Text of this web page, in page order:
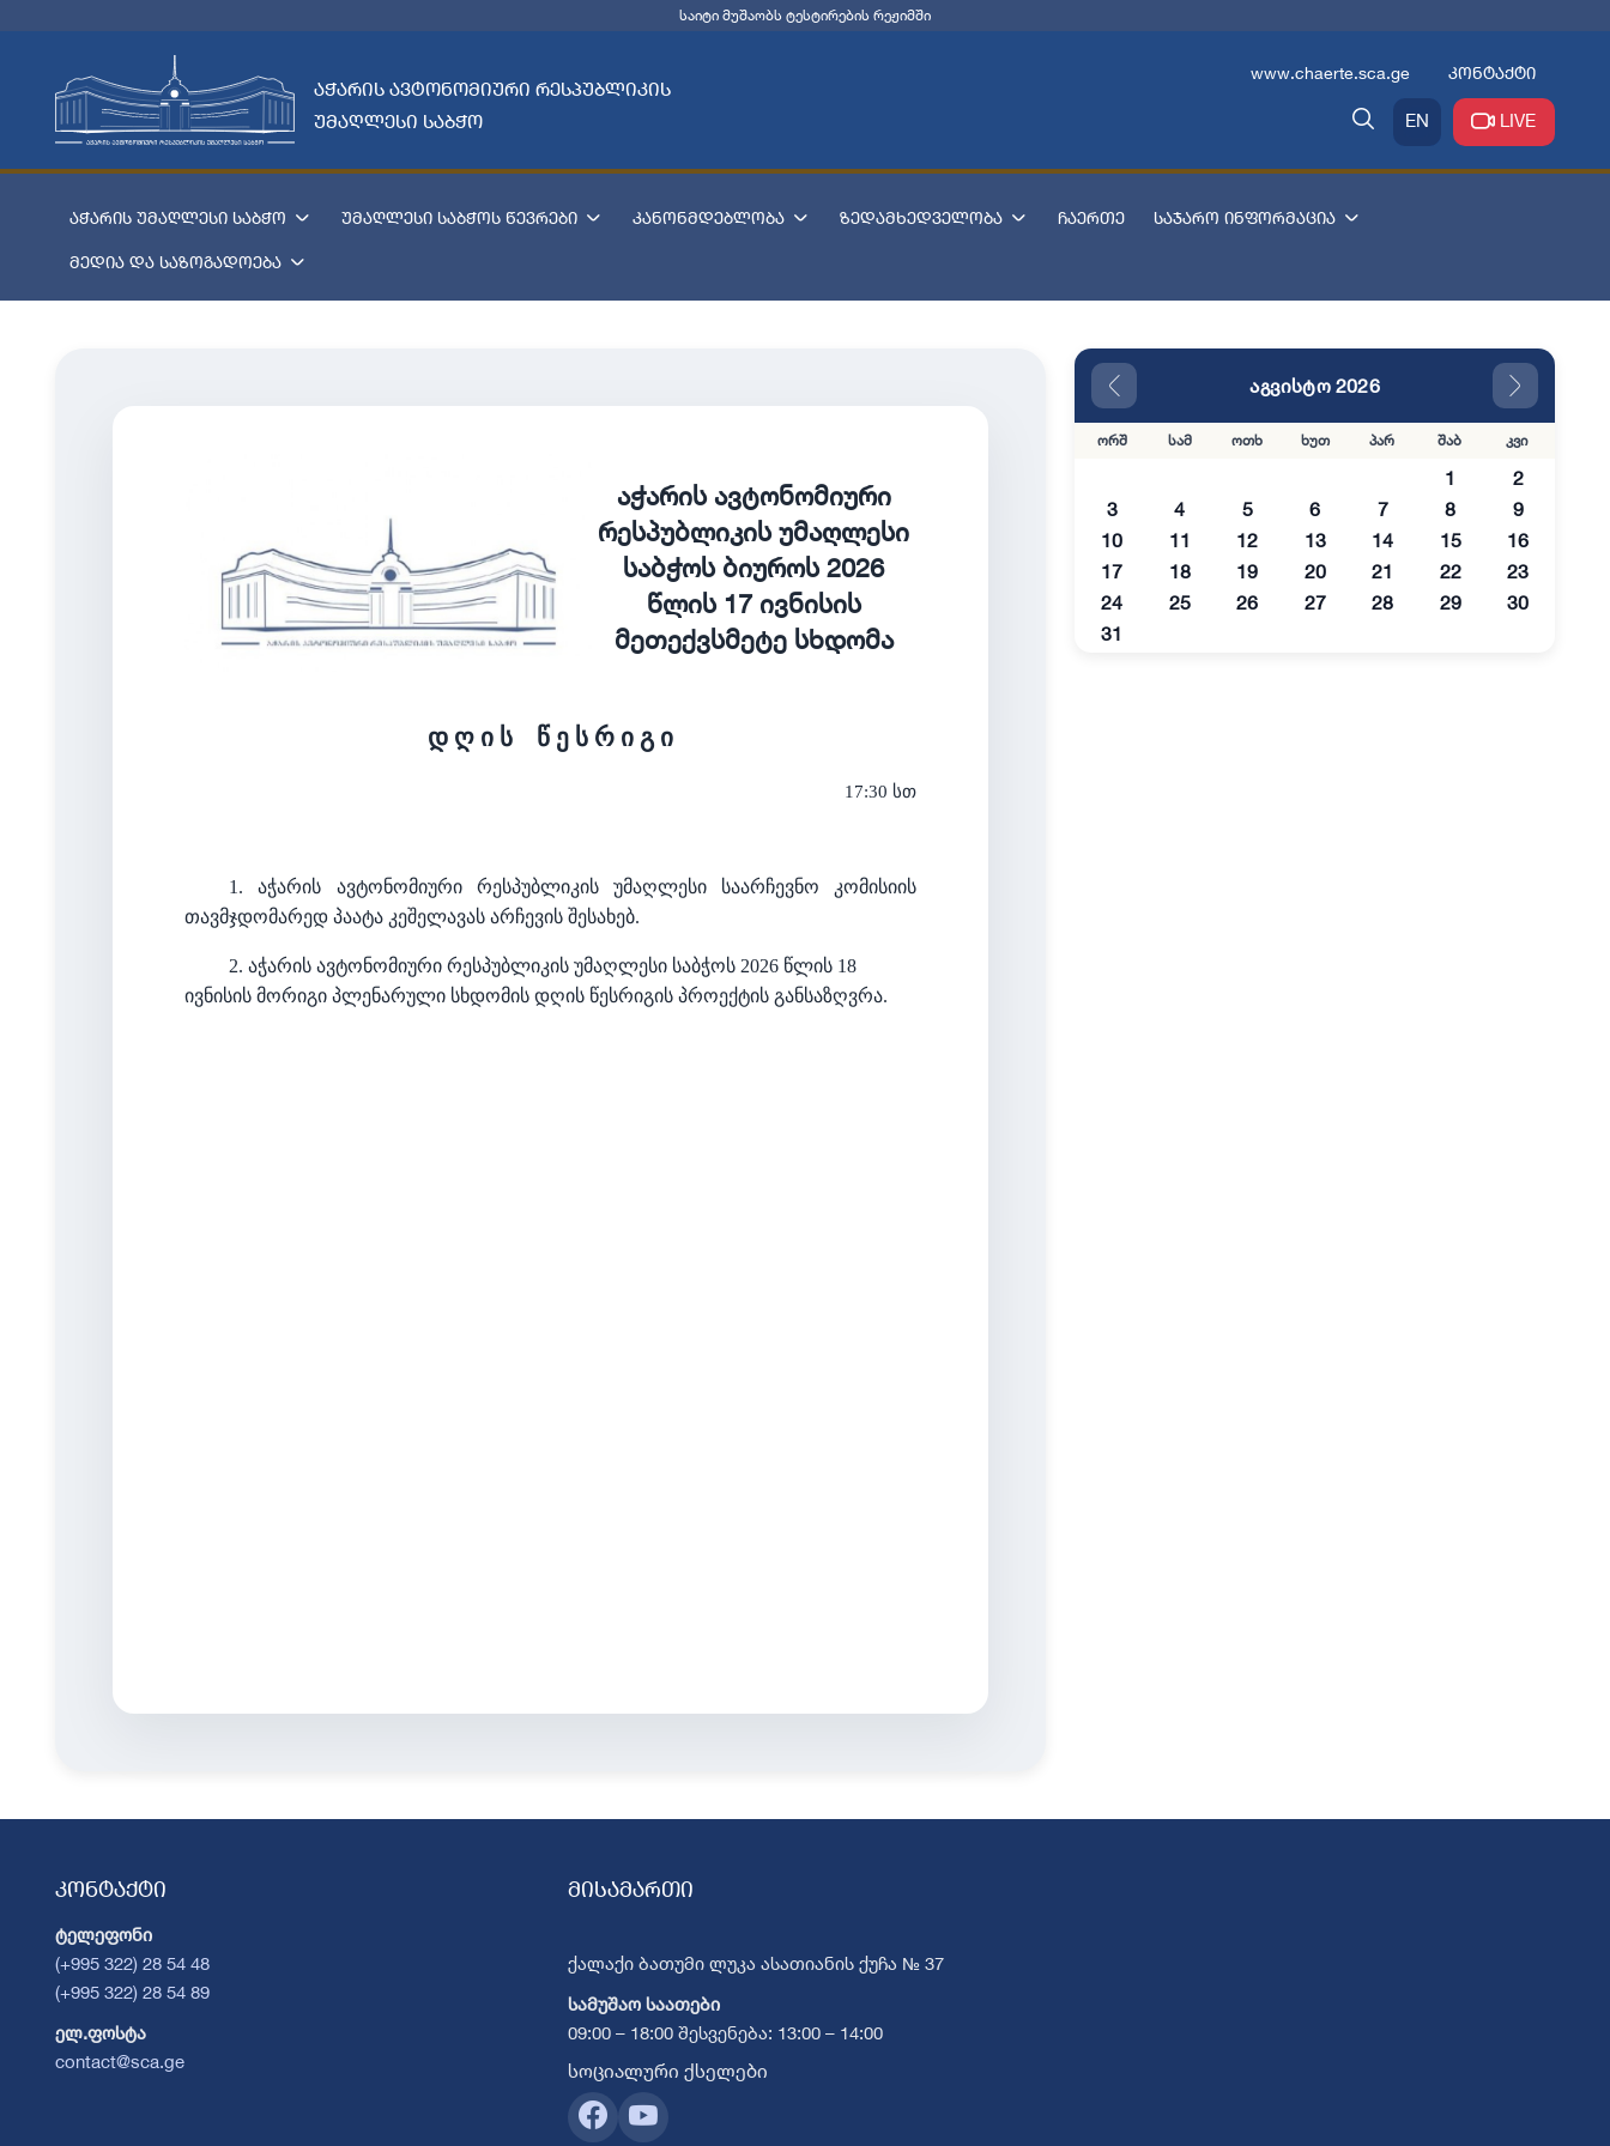
საიტი მუშაობს ტესტირების რეჟიმში
აჭარის ავტონომიური რესპუბლიკის
უმაღლესი საბჭო
www.chaerte.sca.ge კონტაქტი
EN LIVE
აჭარის უმაღლესი საბჭო უმაღლესი საბჭოს წევრები კანონმდებლობა ზედამხედველობა ჩაერთე საჯარო ინფორმაცია
მედია და საზოგადოება
აჭარის ავტონომიური
რესპუბლიკის უმაღლესი
საბჭოს ბიუროს 2026
წლის 17 ივნისის
მეთექვსმეტე სხდომა
დ ღ ი ს წ ე ს რ ი გ ი
17:30 სთ
1.აჭარის ავტონომიური რესპუბლიკის უმაღლესი საარჩევნო კომისიის
თავმჯდომარედ პაატა კეშელავას არჩევის შესახებ.
2. აჭარის ავტონომიური რესპუბლიკის უმაღლესი საბჭოს 2026 წლის 18
ივნისის მორიგი პლენარული სხდომის დღის წესრიგის პროექტის განსაზღვრა.
აგვისტო 2026
ორშ სამ ოთხ ხუთ პარ შაბ კვი
1
2
3
4 5 6 7 8
9
10
11 12 13 14 15
16
17
18 19 20 21 22
23
24
25 26 27 28 29
30
31
კონტაქტი
ტელეფონი
(+995 322) 28 54 48
(+995 322) 28 54 89
ელ.ფოსტა
contact@sca.ge
მისამართი
ქალაქი ბათუმი ლუკა ასათიანის ქუჩა № 37
სამუშაო საათები
09:00 – 18:00 შესვენება: 13:00 – 14:00
სოციალური ქსელები